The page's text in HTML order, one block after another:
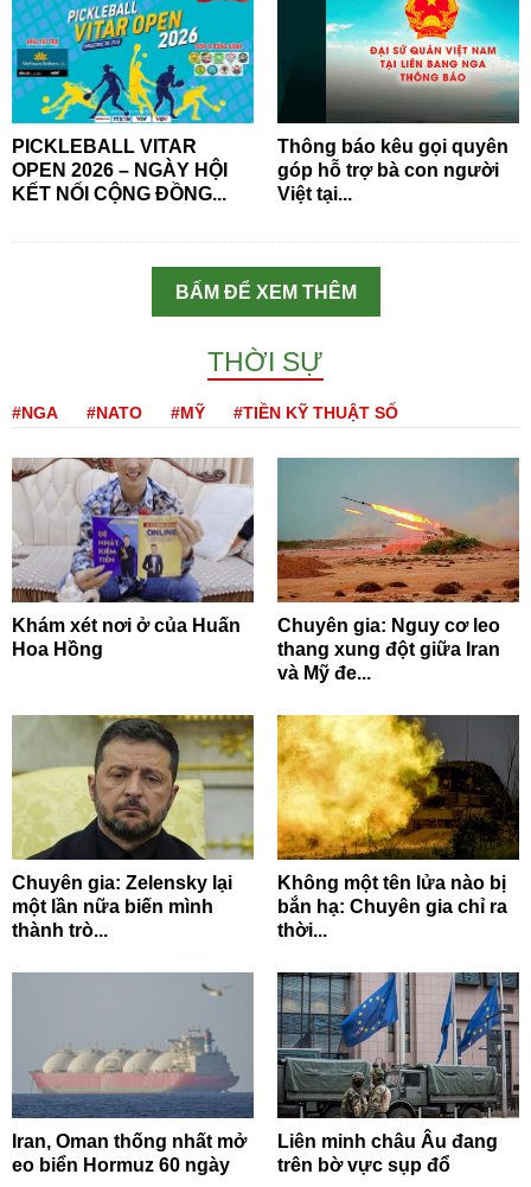
PICKLEBALL VITAR
OPEN 2026 – NGÀY HỘI
KẾT NỐI CỘNG ĐỒNG...
Thông báo kêu gọi quyên
góp hỗ trợ bà con người
Việt tại...
BẤM ĐỂ XEM THÊM
THỜI SỰ
#NGA #NATO #MỸ #TIỀN KỸ THUẬT SỐ
Khám xét nơi ở của Huấn
Hoa Hồng
Chuyên gia: Nguy cơ leo
thang xung đột giữa Iran
và Mỹ đe...
Chuyên gia: Zelensky lại
một lần nữa biến mình
thành trò...
Không một tên lửa nào bị
bắn hạ: Chuyên gia chỉ ra
thời...
Iran, Oman thống nhất mở
eo biển Hormuz 60 ngày
Liên minh châu Âu đang
trên bờ vực sụp đổ